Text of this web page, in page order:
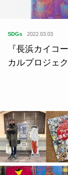
SDGs 2022.03.03
『長浜カイコ
カルプロジェ